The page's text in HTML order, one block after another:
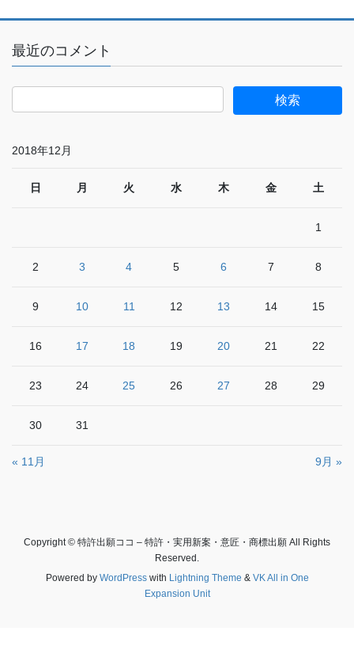
最近のコメント
2018年12月
日 月 火 水 木 金 土
1
2 3 4 5 6 7 8
9 10 11 12 13 14 15
16 17 18 19 20 21 22
23 24 25 26 27 28 29
30 31
« 11月 9月 »
Copyright © 特許出願ココ – 特許・実用新案・意匠・商標出願 All Rights
Reserved.
Powered by WordPresswith Lightning Theme & VK All in One
Expansion Unit